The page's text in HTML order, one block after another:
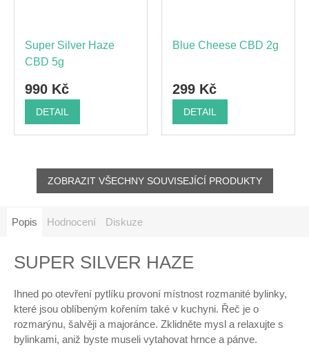
Super Silver Haze
CBD 5g
990 Kč
DETAIL
Blue Cheese CBD 2g
299 Kč
DETAIL
ZOBRAZIT VŠECHNY SOUVISEJÍCÍ PRODUKTY
Popis Hodnocení Diskuze
SUPER SILVER HAZE
Ihned po otevření pytlíku provoní místnost rozmanité bylinky,
které jsou oblíbeným kořením také v kuchyni. Řeč je o
rozmarýnu, šalvěji a majoránce. Zklidněte mysl a relaxujte s
bylinkami, aniž byste museli vytahovat hrnce a pánve.